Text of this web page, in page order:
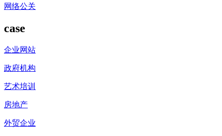
网络公关
case
企业网站
政府机构
艺术培训
房地产
外贸企业